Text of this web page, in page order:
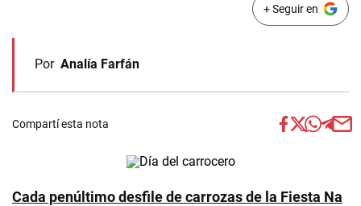
+ Seguir en
Por Analía Farfán
Compartí esta nota
Cada penúltimo desfile de carrozas de la Fiesta Na